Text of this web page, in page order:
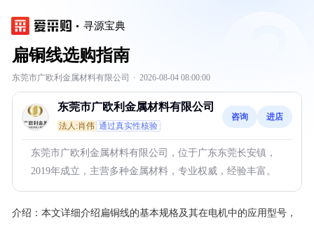
寻源宝典
扁铜线选购指南
东莞市广欧利金属材料有限公司 · 2026-08-04 08:00:00
东莞市广欧利金属材料有限公司
法人:肖伟 通过真实性核验
咨询 进店
东莞市广欧利金属材料有限公司，位于广东东莞长安镇，
2019年成立，主营多种金属材料，专业权威，经验丰富。
介绍： 本文详细介绍扁铜线的基本规格及其在电机中的应用型号，